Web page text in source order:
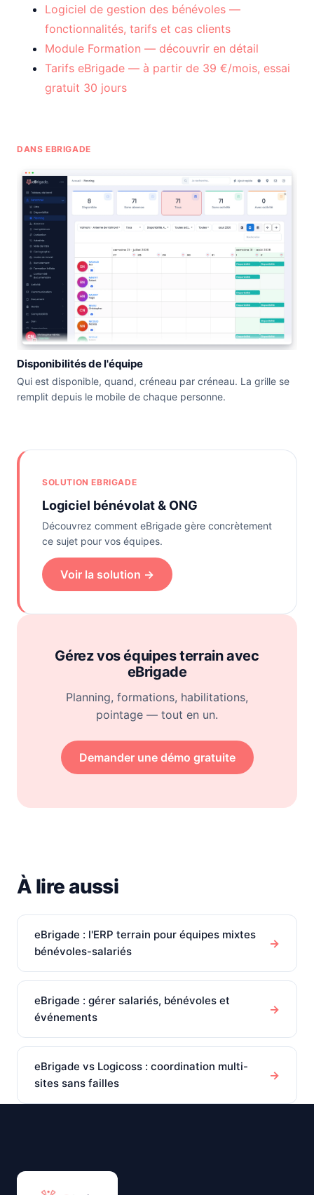
Logiciel de gestion des bénévoles —
fonctionnalités, tarifs et cas clients
Module Formation — découvrir en détail
Tarifs eBrigade — à partir de 39 €/mois, essai
gratuit 30 jours
DANS EBRIGADE
Disponibilités de l'équipe
Qui est disponible, quand, créneau par créneau. La grille se
remplit depuis le mobile de chaque personne.
SOLUTION EBRIGADE
Logiciel bénévolat & ONG
Découvrez comment eBrigade gère concrètement
ce sujet pour vos équipes.
Voir la solution →
Gérez vos équipes terrain avec
eBrigade
Planning, formations, habilitations,
pointage — tout en un.
Demander une démo gratuite
À lire aussi
eBrigade : l'ERP terrain pour équipes mixtes
bénévoles-salariés
→
eBrigade : gérer salariés, bénévoles et
événements
→
eBrigade vs Logicoss : coordination multi-
sites sans failles
→